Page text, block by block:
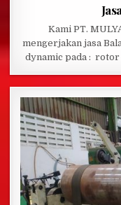
Kami PT.
mengerjakan jasa
dynamic pada :